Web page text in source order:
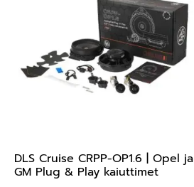
DLS Cruise CRPP-OP1.6 | Opel ja
GM Plug & Play kaiuttimet